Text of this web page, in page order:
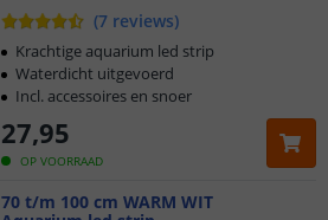
(7 reviews)
OP VOORRAAD
27,95
Krachtige aquarium led strip
Waterdicht uitgevoerd
Incl. accessoires en snoer
70 t/m 100 cm WARM WIT